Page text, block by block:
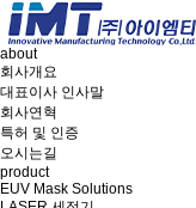
about
회사개요
대표이사 인사말
회사연혁
특허 및 인증
오시는길
product
EUV Mask Solutions